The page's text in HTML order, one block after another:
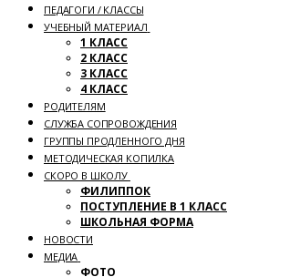
ПЕДАГОГИ / КЛАССЫ
УЧЕБНЫЙ МАТЕРИАЛ
1 КЛАСС
2 КЛАСС
3 КЛАСС
4 КЛАСС
РОДИТЕЛЯМ
СЛУЖБА СОПРОВОЖДЕНИЯ
ГРУППЫ ПРОДЛЕННОГО ДНЯ
МЕТОДИЧЕСКАЯ КОПИЛКА
СКОРО В ШКОЛУ
ФИЛИППОК
ПОСТУПЛЕНИЕ В 1 КЛАСС
ШКОЛЬНАЯ ФОРМА
НОВОСТИ
МЕДИА
ФОТО